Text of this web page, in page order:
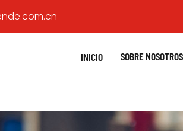
INICIO SOBRE NOSOTROS